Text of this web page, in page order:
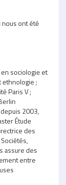
ont été
en sociologie et
ethnologie ;
Paris V ;
2003,
Étude
des
assure des
entre